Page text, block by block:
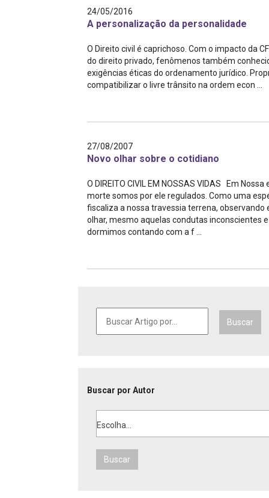
24/05/2016
A personalização da personalidade
O Direito civil é caprichoso. Com o impacto da
do direito privado, fenômenos também
exigências éticas do ordenamento jurídico.
compatibilizar o livre trânsito na ordem econ ...
27/08/2007
Novo olhar sobre o cotidiano
O DIREITO CIVIL EM NOSSAS VIDAS Em
morte somos por ele regulados. Como uma
fiscaliza a nossa travessia terrena,
olhar, mesmo aquelas condutas inconscientes
dormimos contando com a f ...
Buscar
Buscar por Autor
Escolha...
Buscar